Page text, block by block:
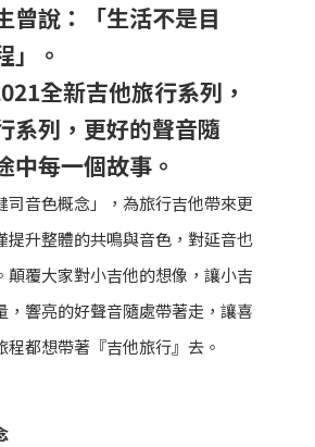
曾說：「生活不是目
」。
全新吉他旅行系列，
系列，更好的聲音隨
中每一個故事。
司音色概念」，為旅行吉他帶來更
提升整體的共鳴與音色，對延音也
顛覆大家對小吉他的想像，讓小吉
，響亮的好聲音隨處帶著走，讓喜
程都想帶著『吉他旅行』去。